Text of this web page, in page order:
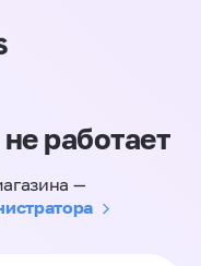
работает
—